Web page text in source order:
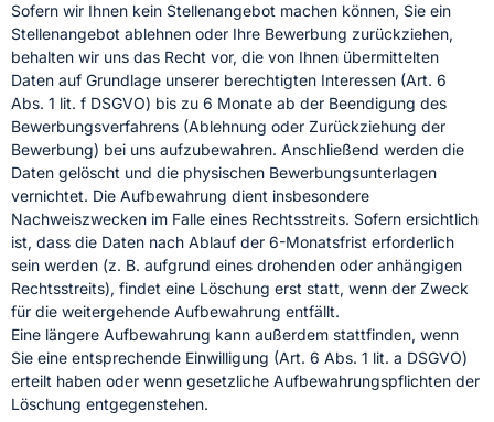
Sofern wir Ihnen kein Stellenangebot machen können, Sie ein
Stellenangebot ablehnen oder Ihre Bewerbung zurückziehen,
behalten wir uns das Recht vor, die von Ihnen übermittelten
Daten auf Grundlage unserer berechtigten Interessen (Art. 6
Abs. 1 lit. f DSGVO) bis zu 6 Monate ab der Beendigung des
Bewerbungsverfahrens (Ablehnung oder Zurückziehung der
Bewerbung) bei uns aufzubewahren. Anschließend werden die
Daten gelöscht und die physischen Bewerbungsunterlagen
vernichtet. Die Aufbewahrung dient insbesondere
Nachweiszwecken im Falle eines Rechtsstreits. Sofern ersichtlich
ist, dass die Daten nach Ablauf der 6-Monatsfrist erforderlich
sein werden (z. B. aufgrund eines drohenden oder anhängigen
Rechtsstreits), findet eine Löschung erst statt, wenn der Zweck
für die weitergehende Aufbewahrung entfällt.
Eine längere Aufbewahrung kann außerdem stattfinden, wenn
Sie eine entsprechende Einwilligung (Art. 6 Abs. 1 lit. a DSGVO)
erteilt haben oder wenn gesetzliche Aufbewahrungspflichten der
Löschung entgegenstehen.